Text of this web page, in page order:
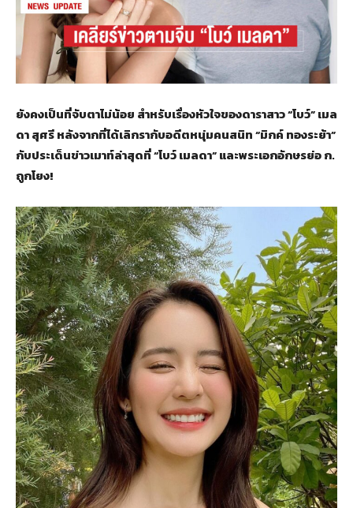
ยังคงเป็นที่จับตาไม่น้อย สำหรับเรื่องหัวใจของดาราสาว “โบว์” เมล
ดา สุศรี หลังจากที่ได้เลิกรากับอดีตหนุ่มคนสนิท “มิกค์ ทองระย้า”
กับประเด็นข่าวเมาท์ล่าสุดที่ “โบว์ เมลดา” และพระเอกอักษรย่อ ก.
ถูกโยง!